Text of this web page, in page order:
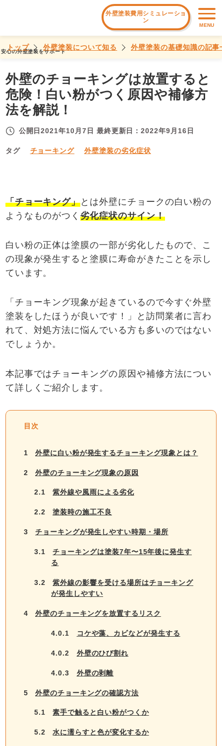
安心の外壁塗装をサポート
外壁塗装費用シミュレーショ
ン
MENU
トップ 外壁塗装について知る 外壁塗装の基礎知識の記事
外壁のチョーキングは放置すると
危険！白い粉がつく原因や補修方
法を解説！
公開日2021年10月7日 最終更新日：2022年9月16日
タグ チョーキング 外壁塗装の劣化症状
「チョーキング」とは外壁にチョークの白い粉の
ようなものがつく劣化症状のサイン！
白い粉の正体は塗膜の一部が劣化したもので、こ
の現象が発生すると塗膜に寿命がきたことを示し
ています。
「チョーキング現象が起きているので今すぐ外壁
塗装をしたほうが良いです！」と訪問業者に言わ
れて、対処方法に悩んでいる方も多いのではない
でしょうか。
本記事ではチョーキングの原因や補修方法につい
て詳しくご紹介します。
目次
1 外壁に白い粉が発生するチョーキング現象とは？
2 外壁のチョーキング現象の原因
2.1 紫外線や風雨による劣化
2.2 塗装時の施工不良
3 チョーキングが発生しやすい時期・場所
3.1
チョーキングは塗装7年〜15年後に発生す
る
3.2
紫外線の影響を受ける場所はチョーキング
が発生しやすい
4 外壁のチョーキングを放置するリスク
4.0.1 コケや藻、カビなどが発生する
4.0.2 外壁のひび割れ
4.0.3 外壁の剥離
5 外壁のチョーキングの確認方法
5.1 素手で触ると白い粉がつくか
5.2 水に濡らすと色が変化するか